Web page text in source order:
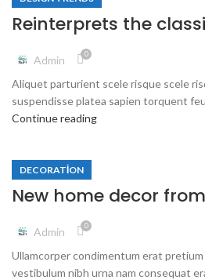
Reinterprets the
Admin 0
Aliquet parturient scele risque scele
suspendisse platea sapien torquent
Continue reading
DECORATION
New home decor
Admin 0
Ullamcorper condimentum erat
vestibulum nibh urna nam consequat